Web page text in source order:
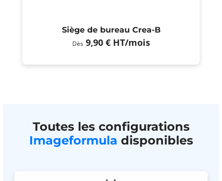
Siège de bureau Crea-B
Dès 9,90 € HT/mois
Toutes les configurations
Imageformula disponibles